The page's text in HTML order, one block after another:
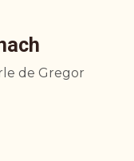
de Gregor